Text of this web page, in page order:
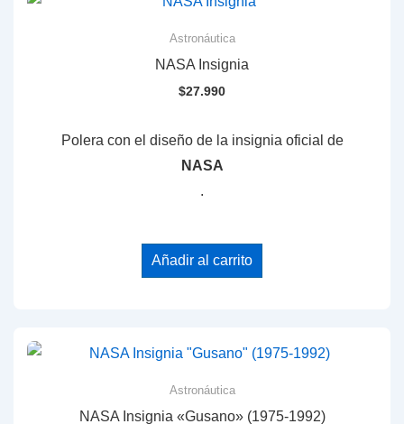
Astronáutica
NASA Insignia
$27.990
Polera con el diseño de la insignia oficial de
NASA
.
Añadir al carrito
Astronáutica
NASA Insignia «Gusano» (1975-1992)